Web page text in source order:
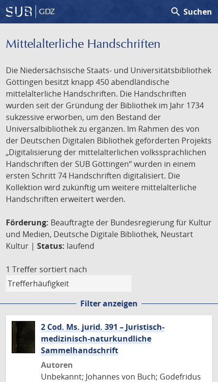
GDZ search Suchen
Mittelalterliche Handschriften
Die Niedersächsische Staats- und Universitätsbibliothek
Göttingen besitzt knapp 450 abendländische
mittelalterliche Handschriften. Die Handschriften
wurden seit der Gründung der Bibliothek im Jahr 1734
sukzessive erworben, um den Bestand der
Universalbibliothek zu ergänzen. Im Rahmen des von
der Deutschen Digitalen Bibliothek geförderten Projekts
„Digitalisierung der mittelalterlichen volkssprachlichen
Handschriften der SUB Göttingen“ wurden in einem
ersten Schritt 74 Handschriften digitalisiert. Die
Kollektion wird zukünftig um weitere mittelalterliche
Handschriften erweitert werden.
Förderung: Beauftragte der Bundesregierung für Kultur
und Medien, Deutsche Digitale Bibliothek, Neustart
Kultur | Status: laufend
1 Treffer sortiert nach
Filter anzeigen
2 Cod. Ms. jurid. 391 – Juristisch-
medizinisch-naturkundliche
Sammelhandschrift
Autoren
Unbekannt; Johannes von Buch; Godefridus